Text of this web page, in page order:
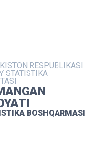
RESPUBLIKASI
STATISTIKA
BOSHQARMASI
NASHRLAR
INTERAKTIV XIZMATLAR
MATBUOT XIZMATI
MUROJAATLAR